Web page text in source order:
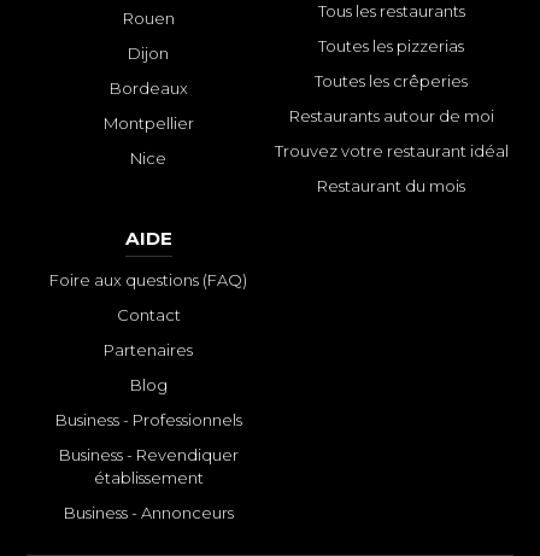
Rouen
Dijon
Bordeaux
Montpellier
Nice
Tous les restaurants
Toutes les pizzerias
Toutes les crêperies
Restaurants autour de moi
Trouvez votre restaurant idéal
Restaurant du mois
AIDE
Foire aux questions (FAQ)
Contact
Partenaires
Blog
Business - Professionnels
Business - Revendiquer
établissement
Business - Annonceurs